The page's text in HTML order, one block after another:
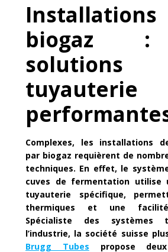
Installations
biogaz :
tuyauterie
Complexes, les installations
par biogaz requièrent de
techniques. En effet, le
cuves de fermentation utilise
tuyauterie spécifique,
thermiques et une facilité
Spécialiste des systèmes
l’industrie, la société suisse
Brugg Tubes propose